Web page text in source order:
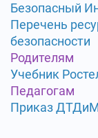
Безопасный
Перечень
безопасности
Родителям
Учебник
Педагогам
Приказ